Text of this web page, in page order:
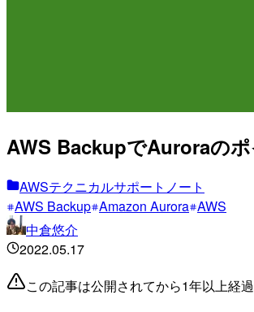
AWS BackupでAuroraの
AWSテクニカルサポートノート
AWS Backup Amazon Aurora AWS
中倉悠介
2022.05.17
この記事は公開されてから1年以上経